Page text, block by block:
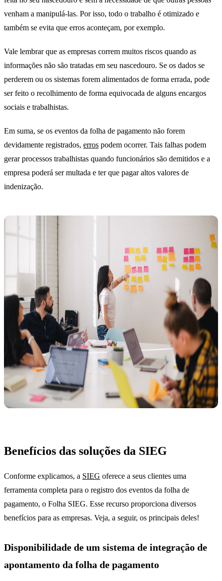
venham a manipulá-las. Por isso, todo o trabalho é otimizado e
também se evita que erros aconteçam, por exemplo.
Vale lembrar que as empresas correm muitos riscos quando as
informações não são tratadas em seu nascedouro. Se os dados se
perderem ou os sistemas forem alimentados de forma errada, pode
ser feito o recolhimento de forma equivocada de alguns encargos
sociais e trabalhistas.
Em suma, se os eventos da folha de pagamento não forem
devidamente registrados, erros podem ocorrer. Tais falhas podem
gerar processos trabalhistas quando funcionários são demitidos e a
empresa poderá ser multada e ter que pagar altos valores de
indenização.
Benefícios das soluções da SIEG
Conforme explicamos, a SIEG oferece a seus clientes uma
ferramenta completa para o registro dos eventos da folha de
pagamento, o Folha SIEG. Esse recurso proporciona diversos
benefícios para as empresas. Veja, a seguir, os principais deles!
Disponibilidade de um sistema de integração de
apontamento da folha de pagamento